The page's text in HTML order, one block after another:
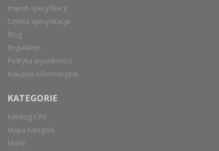
Import specyfikacji
Szybka specyfikacja
Blog
Regulamin
Polityka prywatności
Klauzula Informacyjna
KATEGORIE
Katalog CPV
Mapa kategorii
Marki